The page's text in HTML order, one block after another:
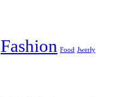
Fashion Food Jwerly